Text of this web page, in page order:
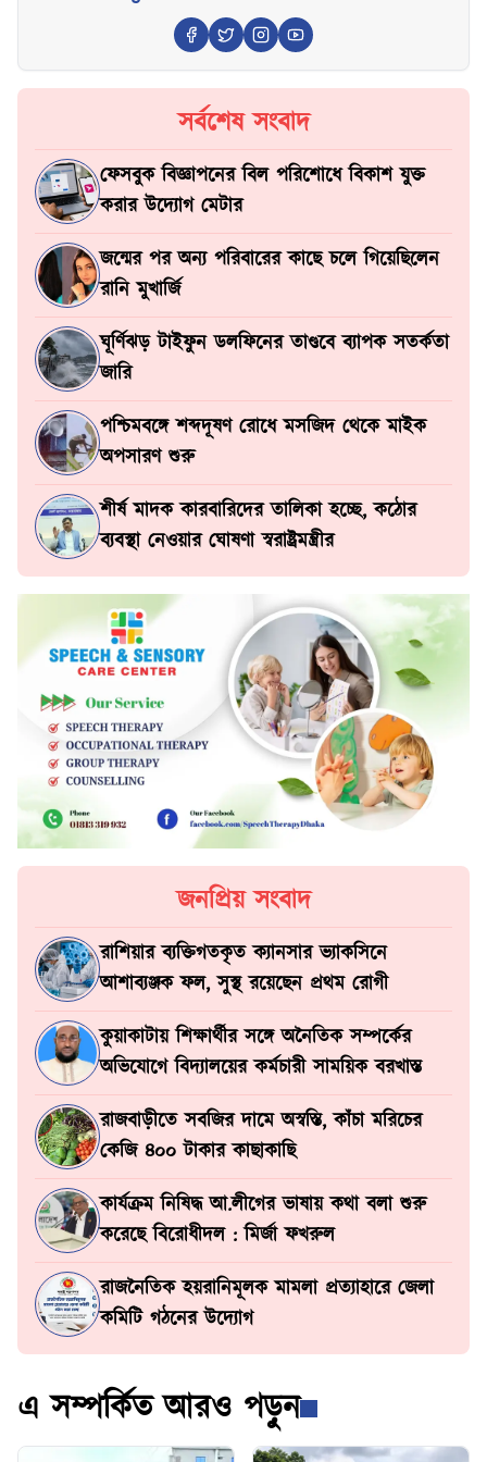
সর্বশেষ সংবাদ
ফেসবুক বিজ্ঞাপনের বিল পরিশোধে বিকাশ যুক্ত
করার উদ্যোগ মেটার
জন্মের পর অন্য পরিবারের কাছে চলে গিয়েছিলেন
রানি মুখার্জি
ঘূর্ণিঝড় টাইফুন ডলফিনের তাণ্ডবে ব্যাপক সতর্কতা
জারি
পশ্চিমবঙ্গে শব্দদূষণ রোধে মসজিদ থেকে মাইক
অপসারণ শুরু
শীর্ষ মাদক কারবারিদের তালিকা হচ্ছে, কঠোর
ব্যবস্থা নেওয়ার ঘোষণা স্বরাষ্ট্রমন্ত্রীর
জনপ্রিয় সংবাদ
রাশিয়ার ব্যক্তিগতকৃত ক্যানসার ভ্যাকসিনে
আশাব্যঞ্জক ফল, সুস্থ রয়েছেন প্রথম রোগী
কুয়াকাটায় শিক্ষার্থীর সঙ্গে অনৈতিক সম্পর্কের
অভিযোগে বিদ্যালয়ের কর্মচারী সাময়িক বরখাস্ত
রাজবাড়ীতে সবজির দামে অস্বস্তি, কাঁচা মরিচের
কেজি ৪০০ টাকার কাছাকাছি
কার্যক্রম নিষিদ্ধ আ.লীগের ভাষায় কথা বলা শুরু
করেছে বিরোধীদল : মির্জা ফখরুল
রাজনৈতিক হয়রানিমূলক মামলা প্রত্যাহারে জেলা
কমিটি গঠনের উদ্যোগ
এ সম্পর্কিত আরও পড়ুন